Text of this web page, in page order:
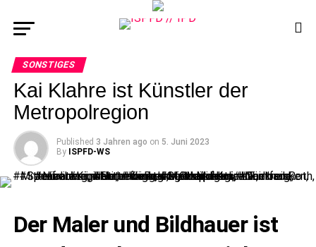
SONSTIGES
Kai Klahre ist Künstler der
Metropolregion
Published 3 Jahren ago on 5. Juni 2023
By ISPFD-WS
Der Maler und Bildhauer ist